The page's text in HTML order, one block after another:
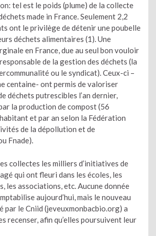
tel est le poids (plume) de la collecte
made in France. Seulement 2,2
ont le privilège de détenir une poubelle
déchets alimentaires (1). Une
en France, due au seul bon vouloir
de la gestion des déchets (la
ou le syndicat). Ceux-ci –
centaine- ont permis de valoriser
déchets putrescibles l’an dernier,
la production de compost (56
et par an selon la Fédération
de la dépollution et de
Fnade).
collectes les milliers d’initiatives de
qui ont fleuri dans les écoles, les
les associations, etc. Aucune donnée
aujourd’hui, mais le nouveau
par le Cniid (jeveuxmonbacbio.org) a
recenser, afin qu’elles poursuivent leur